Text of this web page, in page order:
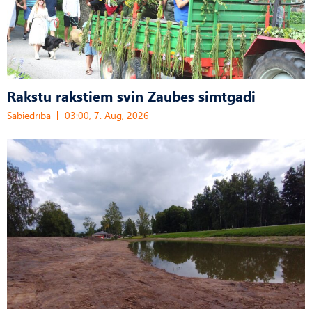
Rakstu rakstiem svin Zaubes simtgadi
Sabiedrība 03:00, 7. Aug, 2026